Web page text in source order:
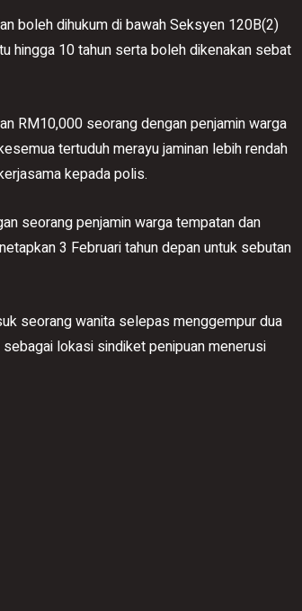
boleh dihukum di bawah Seksyen 120B(2)
hingga 10 tahun serta boleh dikenakan sebat
RM10,000 seorang dengan penjamin warga
tertuduh merayu jaminan lebih rendah
kepada polis.
seorang penjamin warga tempatan dan
3 Februari tahun depan untuk sebutan
seorang wanita selepas menggempur dua
lokasi sindiket penipuan menerusi